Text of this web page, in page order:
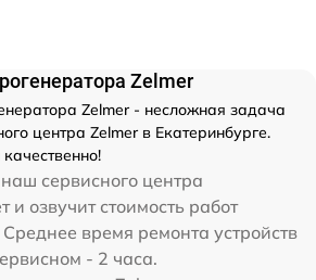
Zelmer
Zelmer - несложная задача
центра Zelmer в Екатеринбурге.
сервисного центра
и озвучит стоимость работ
время ремонта устройств
- 2 часа.